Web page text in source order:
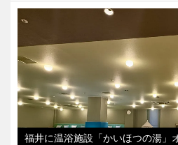
福井に温浴施設「かいほつの湯」